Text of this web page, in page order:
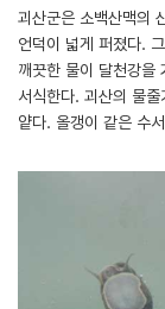
괴산군은 소백산맥의
언덕이 넓게 퍼졌다.
깨끗한 물이 달천강을
서식한다. 괴산의 물
얕다. 올갱이 같은 수